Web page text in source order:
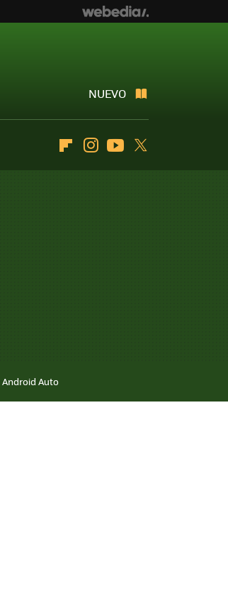
NUEVO
FlipboardInstagramYoutube
Android Auto